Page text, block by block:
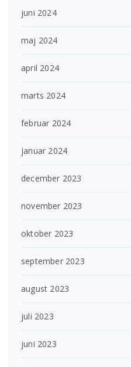
juni 2024
maj 2024
april 2024
marts 2024
februar 2024
januar 2024
december 2023
november 2023
oktober 2023
september 2023
august 2023
juli 2023
juni 2023